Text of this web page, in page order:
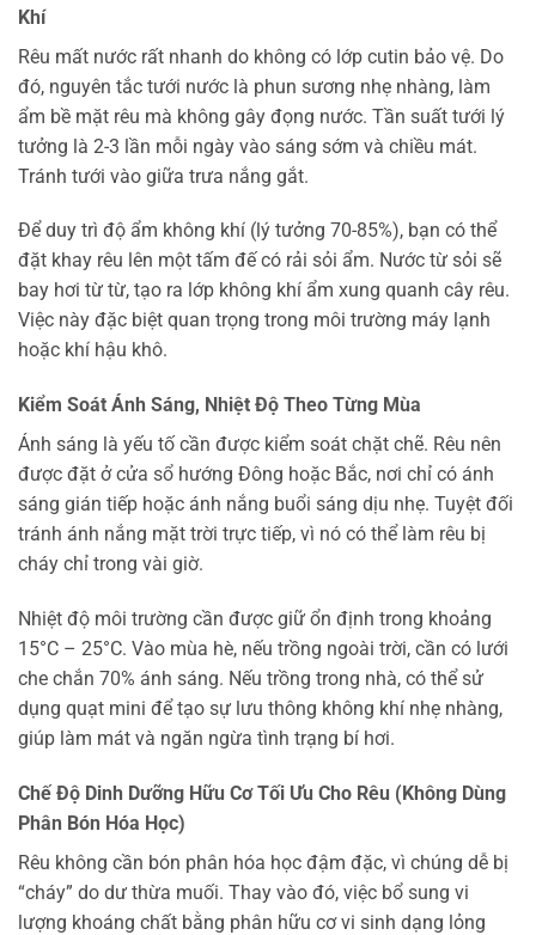
Khí
Rêu mất nước rất nhanh do không có lớp cutin bảo vệ. Do
đó, nguyên tắc tưới nước là phun sương nhẹ nhàng, làm
ẩm bề mặt rêu mà không gây đọng nước. Tần suất tưới lý
tưởng là 2-3 lần mỗi ngày vào sáng sớm và chiều mát.
Tránh tưới vào giữa trưa nắng gắt.
Để duy trì độ ẩm không khí (lý tưởng 70-85%), bạn có thể
đặt khay rêu lên một tấm đế có rải sỏi ẩm. Nước từ sỏi sẽ
bay hơi từ từ, tạo ra lớp không khí ẩm xung quanh cây rêu.
Việc này đặc biệt quan trọng trong môi trường máy lạnh
hoặc khí hậu khô.
Kiểm Soát Ánh Sáng, Nhiệt Độ Theo Từng Mùa
Ánh sáng là yếu tố cần được kiểm soát chặt chẽ. Rêu nên
được đặt ở cửa sổ hướng Đông hoặc Bắc, nơi chỉ có ánh
sáng gián tiếp hoặc ánh nắng buổi sáng dịu nhẹ. Tuyệt đối
tránh ánh nắng mặt trời trực tiếp, vì nó có thể làm rêu bị
cháy chỉ trong vài giờ.
Nhiệt độ môi trường cần được giữ ổn định trong khoảng
15°C – 25°C. Vào mùa hè, nếu trồng ngoài trời, cần có lưới
che chắn 70% ánh sáng. Nếu trồng trong nhà, có thể sử
dụng quạt mini để tạo sự lưu thông không khí nhẹ nhàng,
giúp làm mát và ngăn ngừa tình trạng bí hơi.
Chế Độ Dinh Dưỡng Hữu Cơ Tối Ưu Cho Rêu (Không Dùng
Phân Bón Hóa Học)
Rêu không cần bón phân hóa học đậm đặc, vì chúng dễ bị
“cháy” do dư thừa muối. Thay vào đó, việc bổ sung vi
lượng khoáng chất bằng phân hữu cơ vi sinh dạng lỏng